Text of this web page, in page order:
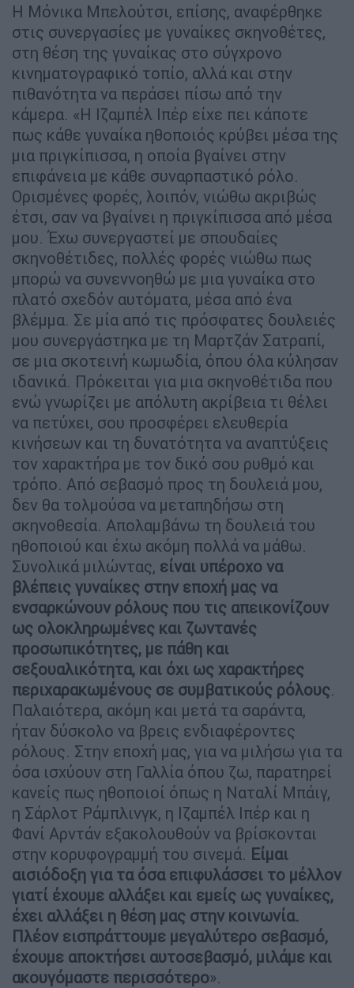
Η Μόνικα Μπελούτσι, επίσης, αναφέρθηκε
στις συνεργασίες με γυναίκες σκηνοθέτες,
στη θέση της γυναίκας στο σύγχρονο
κινηματογραφικό τοπίο, αλλά και στην
πιθανότητα να περάσει πίσω από την
κάμερα. «Η Ιζαμπέλ Ιπέρ είχε πει κάποτε
πως κάθε γυναίκα ηθοποιός κρύβει μέσα της
μια πριγκίπισσα, η οποία βγαίνει στην
επιφάνεια με κάθε συναρπαστικό ρόλο.
Ορισμένες φορές, λοιπόν, νιώθω ακριβώς
έτσι, σαν να βγαίνει η πριγκίπισσα από μέσα
μου. Έχω συνεργαστεί με σπουδαίες
σκηνοθέτιδες, πολλές φορές νιώθω πως
μπορώ να συνεννοηθώ με μια γυναίκα στο
πλατό σχεδόν αυτόματα, μέσα από ένα
βλέμμα. Σε μία από τις πρόσφατες δουλειές
μου συνεργάστηκα με τη Μαρτζάν Σατραπί,
σε μια σκοτεινή κωμωδία, όπου όλα κύλησαν
ιδανικά. Πρόκειται για μια σκηνοθέτιδα που
ενώ γνωρίζει με απόλυτη ακρίβεια τι θέλει
να πετύχει, σου προσφέρει ελευθερία
κινήσεων και τη δυνατότητα να αναπτύξεις
τον χαρακτήρα με τον δικό σου ρυθμό και
τρόπο. Από σεβασμό προς τη δουλειά μου,
δεν θα τολμούσα να μεταπηδήσω στη
σκηνοθεσία. Απολαμβάνω τη δουλειά του
ηθοποιού και έχω ακόμη πολλά να μάθω.
Συνολικά μιλώντας, είναι υπέροχο να
βλέπεις γυναίκες στην εποχή μας να
ενσαρκώνουν ρόλους που τις απεικονίζουν
ως ολοκληρωμένες και ζωντανές
προσωπικότητες, με πάθη και
σεξουαλικότητα, και όχι ως χαρακτήρες
περιχαρακωμένους σε συμβατικούς ρόλους.
Παλαιότερα, ακόμη και μετά τα σαράντα,
ήταν δύσκολο να βρεις ενδιαφέροντες
ρόλους. Στην εποχή μας, για να μιλήσω για τα
όσα ισχύουν στη Γαλλία όπου ζω, παρατηρεί
κανείς πως ηθοποιοί όπως η Ναταλί Μπάιγ,
η Σάρλοτ Ράμπλινγκ, η Ιζαμπέλ Ιπέρ και η
Φανί Αρντάν εξακολουθούν να βρίσκονται
στην κορυφογραμμή του σινεμά. Είμαι
αισιόδοξη για τα όσα επιφυλάσσει το μέλλον
γιατί έχουμε αλλάξει και εμείς ως γυναίκες,
έχει αλλάξει η θέση μας στην κοινωνία.
Πλέον εισπράττουμε μεγαλύτερο σεβασμό,
έχουμε αποκτήσει αυτοσεβασμό, μιλάμε και
ακουγόμαστε περισσότερο».